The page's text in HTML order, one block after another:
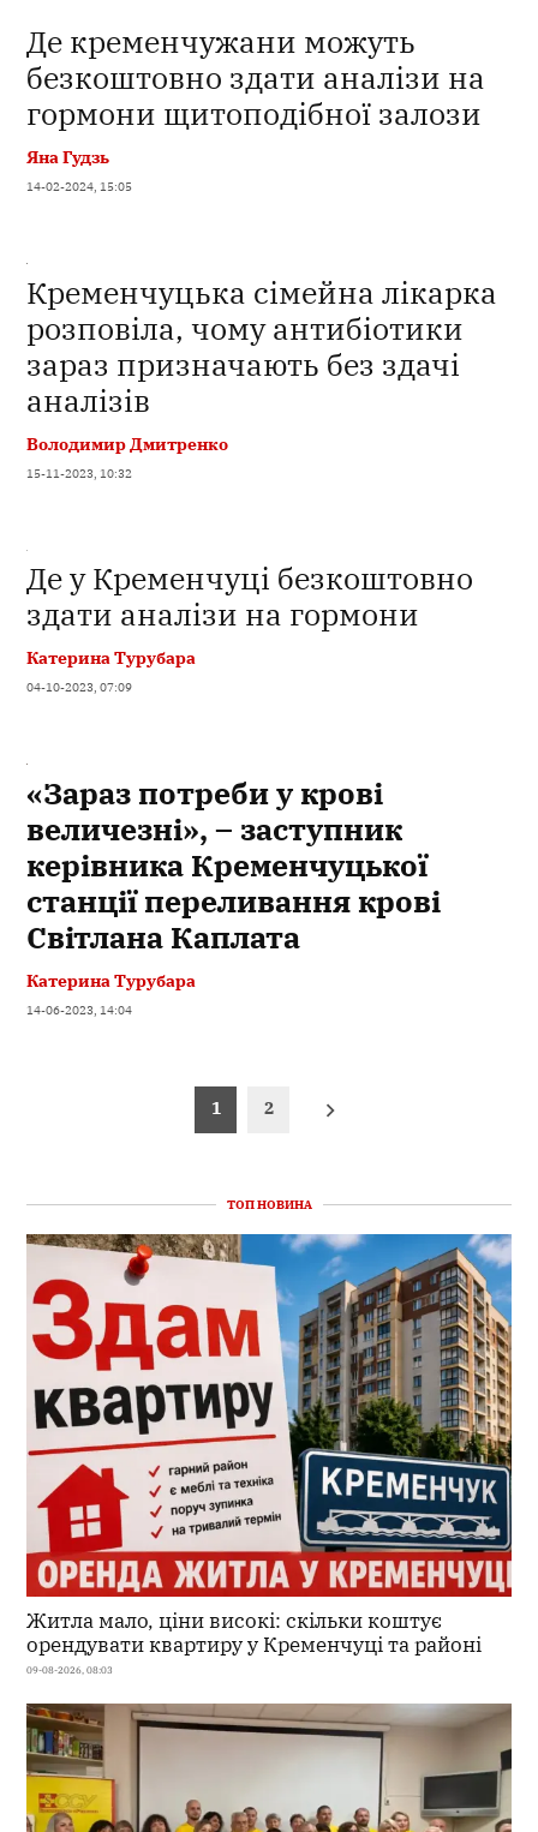
Де кременчужани можуть
безкоштовно здати аналізи на
гормони щитоподібної залози
Яна Гудзь
14-02-2024, 15:05
Кременчуцька сімейна лікарка
розповіла, чому антибіотики
зараз призначають без здачі
аналізів
Володимир Дмитренко
15-11-2023, 10:32
Де у Кременчуці безкоштовно
здати аналізи на гормони
Катерина Турубара
04-10-2023, 07:09
«Зараз потреби у крові
величезні», – заступник
керівника Кременчуцької
станції переливання крові
Світлана Каплата
Катерина Турубара
14-06-2023, 14:04
1 2
ТОП НОВИНА
Житла мало, ціни високі: скільки коштує
орендувати квартиру у Кременчуці та районі
09-08-2026, 08:03